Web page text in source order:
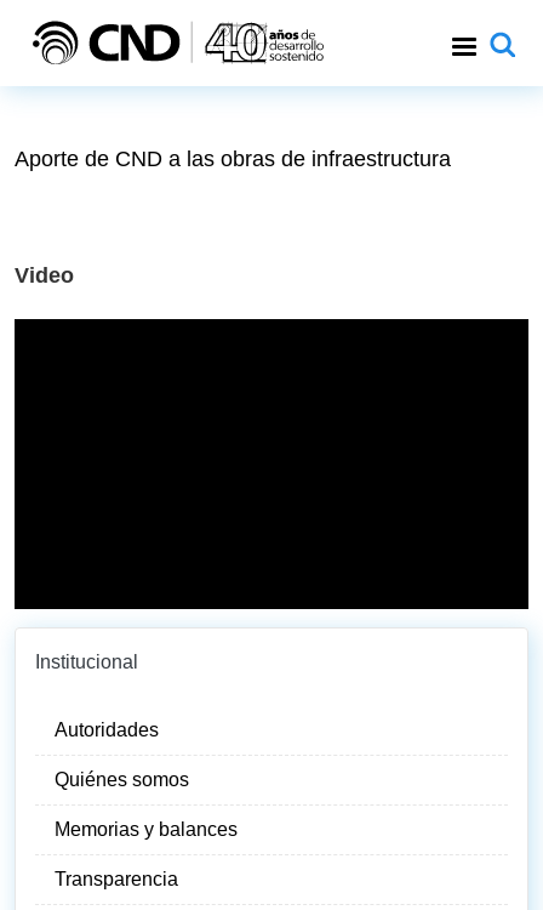
Aporte de CND a las obras de infraestructura
Video
Institucional
Autoridades
Quiénes somos
Memorias y balances
Transparencia